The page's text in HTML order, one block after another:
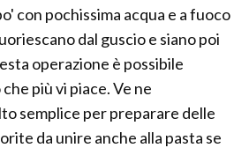
con pochissima acqua e a fuoco
dal guscio e siano poi
operazione è possibile
più vi piace. Ve ne
semplice per preparare delle
da unire anche alla pasta se